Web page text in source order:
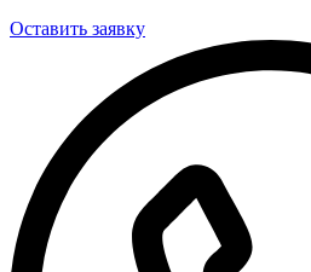
Оставить заявку